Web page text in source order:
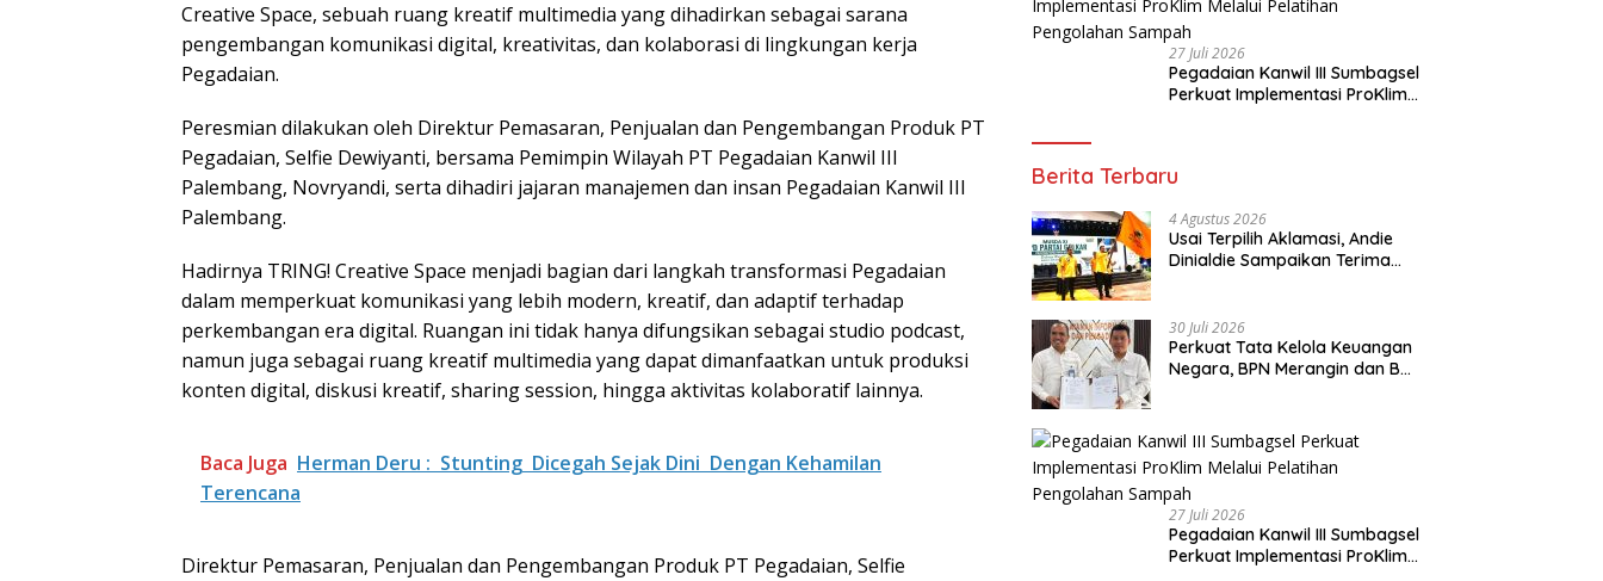
Creative Space, sebuah ruang kreatif multimedia yang dihadirkan sebagai sarana
pengembangan komunikasi digital, kreativitas, dan kolaborasi di lingkungan kerja
Pegadaian.
Peresmian dilakukan oleh Direktur Pemasaran, Penjualan dan Pengembangan Produk PT
Pegadaian, Selfie Dewiyanti, bersama Pemimpin Wilayah PT Pegadaian Kanwil III
Palembang, Novryandi, serta dihadiri jajaran manajemen dan insan Pegadaian Kanwil III
Palembang.
Hadirnya TRING! Creative Space menjadi bagian dari langkah transformasi Pegadaian
dalam memperkuat komunikasi yang lebih modern, kreatif, dan adaptif terhadap
perkembangan era digital. Ruangan ini tidak hanya difungsikan sebagai studio podcast,
namun juga sebagai ruang kreatif multimedia yang dapat dimanfaatkan untuk produksi
konten digital, diskusi kreatif, sharing session, hingga aktivitas kolaboratif lainnya.
Baca Juga Herman Deru : Stunting Dicegah Sejak Dini Dengan Kehamilan
Terencana
Direktur Pemasaran, Penjualan dan Pengembangan Produk PT Pegadaian, Selfie
27 Juli 2026
Pegadaian Kanwil III Sumbagsel
Perkuat Implementasi ProKlim
Berita Terbaru
4 Agustus 2026
Usai Terpilih Aklamasi, Andie
Dinialdie Sampaikan Terima
30 Juli 2026
Perkuat Tata Kelola Keuangan
Negara, BPN Merangin dan BRI
27 Juli 2026
Pegadaian Kanwil III Sumbagsel
Perkuat Implementasi ProKlim